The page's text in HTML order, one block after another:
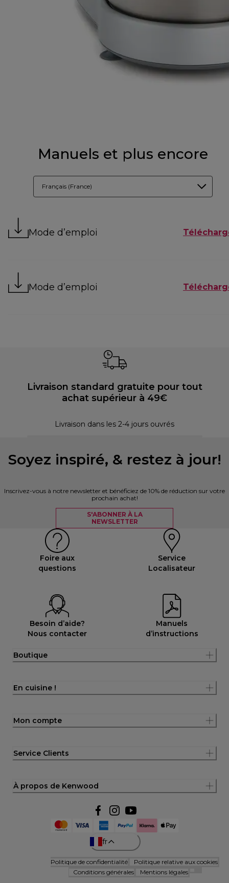
Manuels et plus encore
Français (France)
Mode d’emploi
Mode d’emploi
Livraison standard gratuite pour tout
achat supérieur à 49€
Livraison dans les 2-4 jours ouvrés
Soyez inspiré, & restez à jour!
Inscrivez-vous à notre newsletter et bénéficiez de 10% de réduction sur votre
prochain achat!
S'ABONNER À LA
NEWSLETTER
Foire aux
questions
Service
Localisateur
Besoin d’aide?
Nous contacter
Manuels
d’instructions
Boutique
En cuisine !
Mon compte
Service Clients
À propos de Kenwood
fr
Politique de confidentialité
Politique relative aux cookies
Conditions générales
Mentions légales